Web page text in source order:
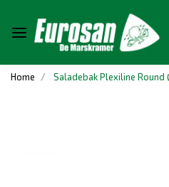
Home Saladebak Plexiline Round